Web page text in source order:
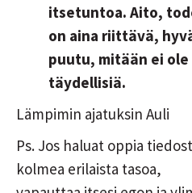
itsetuntoa. Aito,
on aina riittävä,
puutu, mitään ei ole
täydellisiä.
Lämpimin ajatuksin Auli
Ps. Jos haluat oppia
kolmea erilaista tasoa,